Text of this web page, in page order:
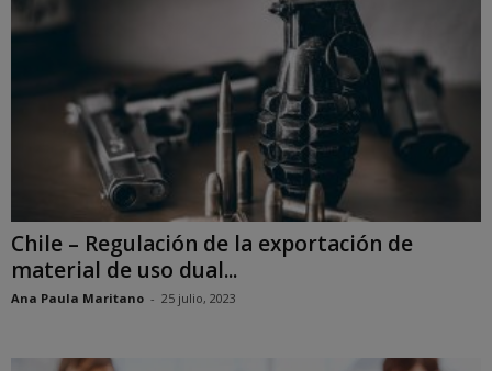
Chile – Regulación de la exportación de
material de uso dual...
Ana Paula Maritano - 25 julio, 2023